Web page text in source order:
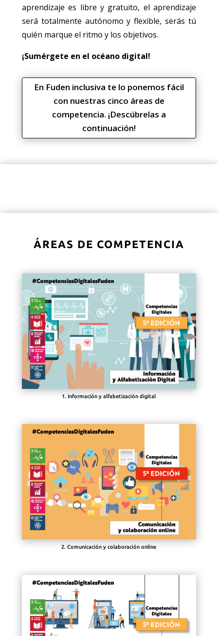
aprendizaje es libre y gratuito, el aprendizaje
será totalmente autónomo y flexible, serás tú
quién marque el ritmo y los objetivos.
¡Sumérgete en el océano digital!
En Fuden inclusiva te lo ponemos fácil
con nuestras cinco áreas de
competencia. ¡Descúbrelas a
continuación!
ÁREAS DE COMPETENCIA
1. Información y alfabetización digital
2. Comunicación y colaboración online